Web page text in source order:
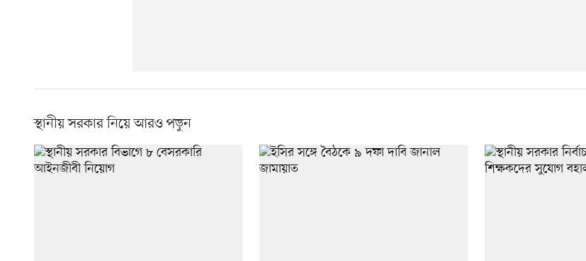
স্থানীয় সরকার নিয়ে আরও পড়ুন